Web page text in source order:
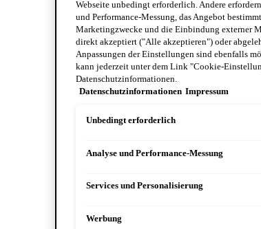
Webseite unbedingt erforderlich. Andere
und Performance-Messung, das Angebot
Marketingzwecke und die Einbindung externer
direkt akzeptiert ("Alle akzeptieren") oder
Anpassungen der Einstellungen sind ebenfalls
kann jederzeit unter dem Link "Cookie-
Datenschutzinformationen.
Datenschutzinformationen Impressum
Unbedingt erforderlich
Analyse und Performance-Messung
Services und Personalisierung
Werbung